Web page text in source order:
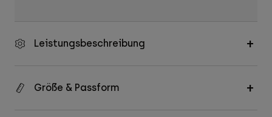
Leistungsbeschreibung
Größe & Passform